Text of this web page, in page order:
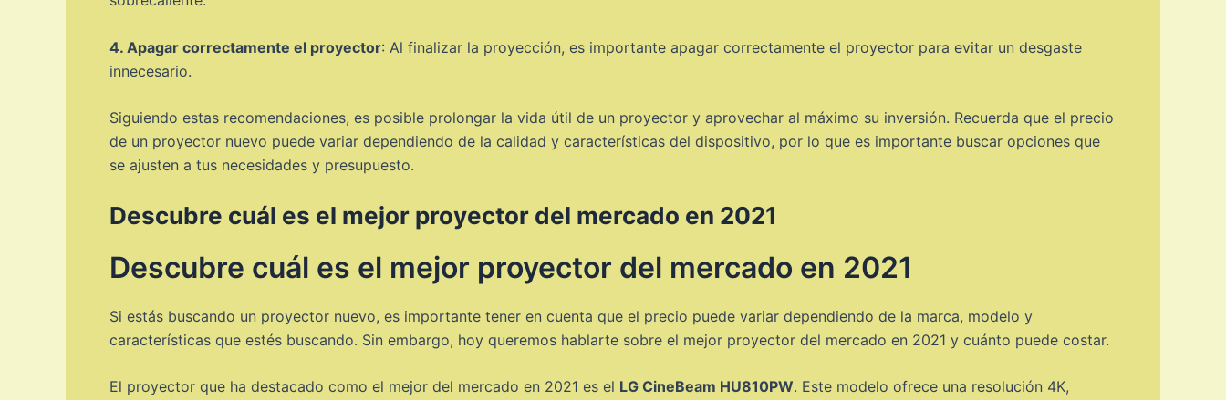
4. Apagar correctamente el proyector: Al finalizar la proyección, es importante apagar correctamente el proyector para evitar un desgaste
innecesario.
Siguiendo estas recomendaciones, es posible prolongar la vida útil de un proyector y aprovechar al máximo su inversión. Recuerda que el precio
de un proyector nuevo puede variar dependiendo de la calidad y características del dispositivo, por lo que es importante buscar opciones que
se ajusten a tus necesidades y presupuesto.
Descubre cuál es el mejor proyector del mercado en 2021
Descubre cuál es el mejor proyector del mercado en 2021
Si estás buscando un proyector nuevo, es importante tener en cuenta que el precio puede variar dependiendo de la marca, modelo y
características que estés buscando. Sin embargo, hoy queremos hablarte sobre el mejor proyector del mercado en 2021 y cuánto puede costar.
El proyector que ha destacado como el mejor del mercado en 2021 es el LG CineBeam HU810PW. Este modelo ofrece una resolución 4K,